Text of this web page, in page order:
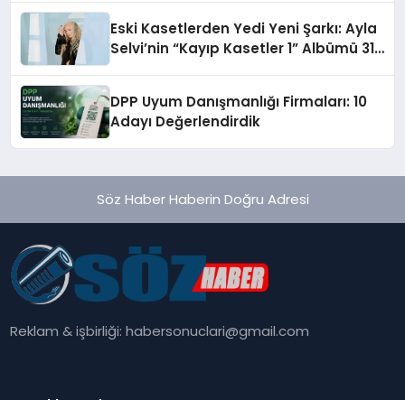
Eski Kasetlerden Yedi Yeni Şarkı: Ayla
Selvi’nin “Kayıp Kasetler 1” Albümü 31
DPP Uyum Danışmanlığı Firmaları: 10
Adayı Değerlendirdik
Söz Haber Haberin Doğru Adresi
Reklam & işbirliği:habersonuclari@gmail.com